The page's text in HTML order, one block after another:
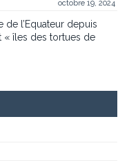
octobre 19, 2024
l’Equateur depuis
« îles des tortues de